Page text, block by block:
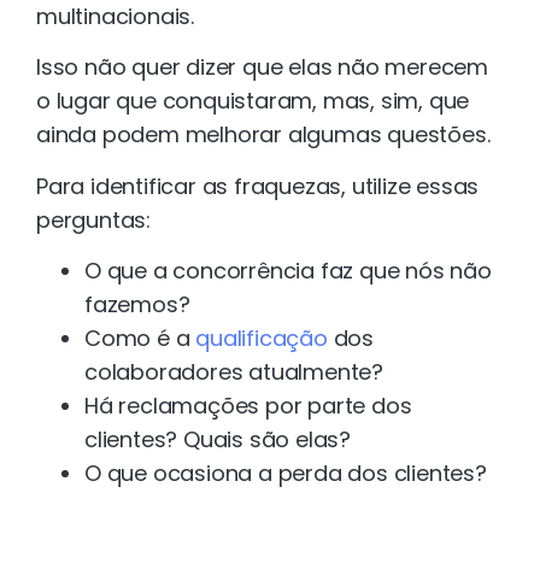
multinacionais.
Isso não quer dizer que elas não merecem
o lugar que conquistaram, mas, sim, que
ainda podem melhorar algumas questões.
Para identificar as fraquezas, utilize essas
perguntas:
O que a concorrência faz que nós não
fazemos?
Como é a qualificação dos
colaboradores atualmente?
Há reclamações por parte dos
clientes? Quais são elas?
O que ocasiona a perda dos clientes?